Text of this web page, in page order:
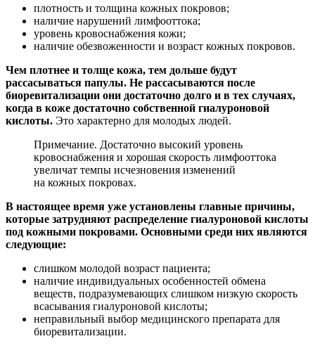
плотность и толщина кожных покровов;
наличие нарушений лимфооттока;
уровень кровоснабжения кожи;
наличие обезвоженности и возраст кожных покровов.
Чем плотнее и толще кожа, тем дольше будут
рассасываться папулы. Не рассасываются после
биоревитализации они достаточно долго и в тех случаях,
когда в коже достаточно собственной гиалуроновой
кислоты. Это характерно для молодых людей.
Примечание. Достаточно высокий уровень
кровоснабжения и хорошая скорость лимфооттока
увеличат темпы исчезновения изменений
на кожных покровах.
В настоящее время уже установлены главные причины,
которые затрудняют распределение гиалуроновой кислоты
под кожными покровами. Основными среди них являются
следующие:
слишком молодой возраст пациента;
наличие индивидуальных особенностей обмена
веществ, подразумевающих слишком низкую скорость
всасывания гиалуроновой кислоты;
неправильный выбор медицинского препарата для
биоревитализации.